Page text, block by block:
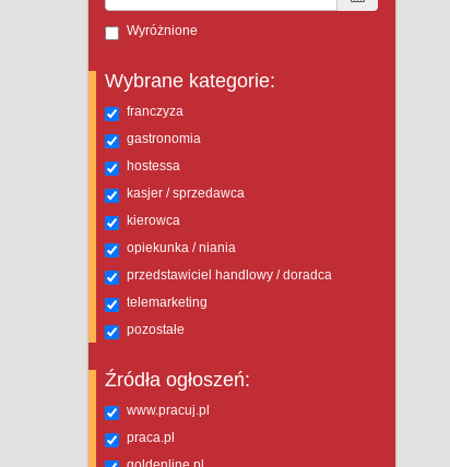
Wyróżnione
Wybrane kategorie:
franczyza
gastronomia
hostessa
kasjer / sprzedawca
kierowca
opiekunka / niania
przedstawiciel handlowy / doradca
telemarketing
pozostałe
Źródła ogłoszeń:
www.pracuj.pl
praca.pl